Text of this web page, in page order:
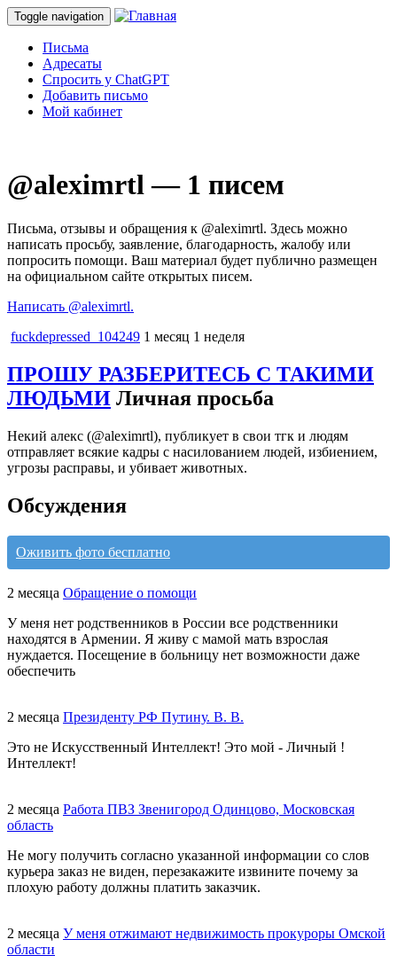
Toggle navigation
Письма
Адресаты
Спросить у ChatGPT
Добавить письмо
Мой кабинет
@aleximrtl — 1 писем
Письма, отзывы и обращения к @aleximrtl. Здесь можно
написать просьбу, заявление, благодарность, жалобу или
попросить помощи. Ваш материал будет публично размещен
на официальном сайте открытых писем.
Написать @aleximrtl.
fuckdepressed_104249 1 месяц 1 неделя
ПРОШУ РАЗБЕРИТЕСЬ С ТАКИМИ
ЛЮДЬМИ Личная просьба
Некий алекс (@aleximrtl), публикует в свои тгк и людям
отправляет всякие кадры с насилованием людей, избиением,
угрозы расправы, и убивает животных.
Обсуждения
Оживить фото бесплатно
2 месяца Обращение о помощи
У меня нет родственников в России все родственники
находятся в Армении. Я живу с мамой мать взрослая
нуждается. Посещение в больницу нет возможности даже
обеспечить
2 месяца Президенту РФ Путину. В. В.
Это не Искусственный Интеллект! Это мой - Личный !
Интеллект!
2 месяца Работа ПВЗ Звенигород Одинцово, Московская
область
Не могу получить согласно указанной информации со слов
курьера заказ не виден, перезакажите извините почему за
плохую работу должны платить заказчик.
2 месяца У меня отжимают недвижимость прокуроры Омской
области